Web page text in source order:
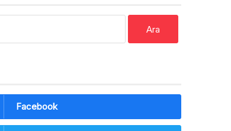
Facebook